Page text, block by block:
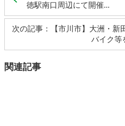
徳駅南口周辺にて開催...
次の記事：【市川市】大洲・新
バイク等
関連記事